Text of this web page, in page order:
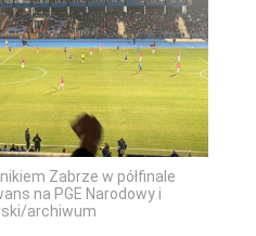
Zabrze w półfinale
na PGE Narodowy i
archiwum